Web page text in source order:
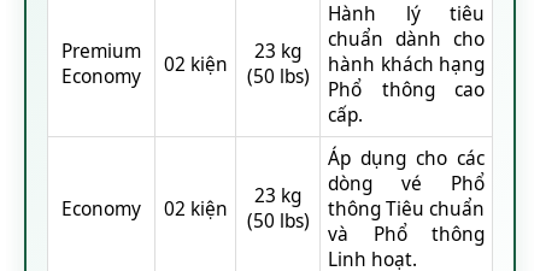
Premium
Economy
02 kiện
23 kg
(50 lbs)
Hành lý tiêu
chuẩn dành cho
hành khách hạng
Phổ thông cao
cấp.
Economy 02 kiện
23 kg
(50 lbs)
Áp dụng cho các
dòng vé Phổ
thông Tiêu chuẩn
và Phổ thông
Linh hoạt.